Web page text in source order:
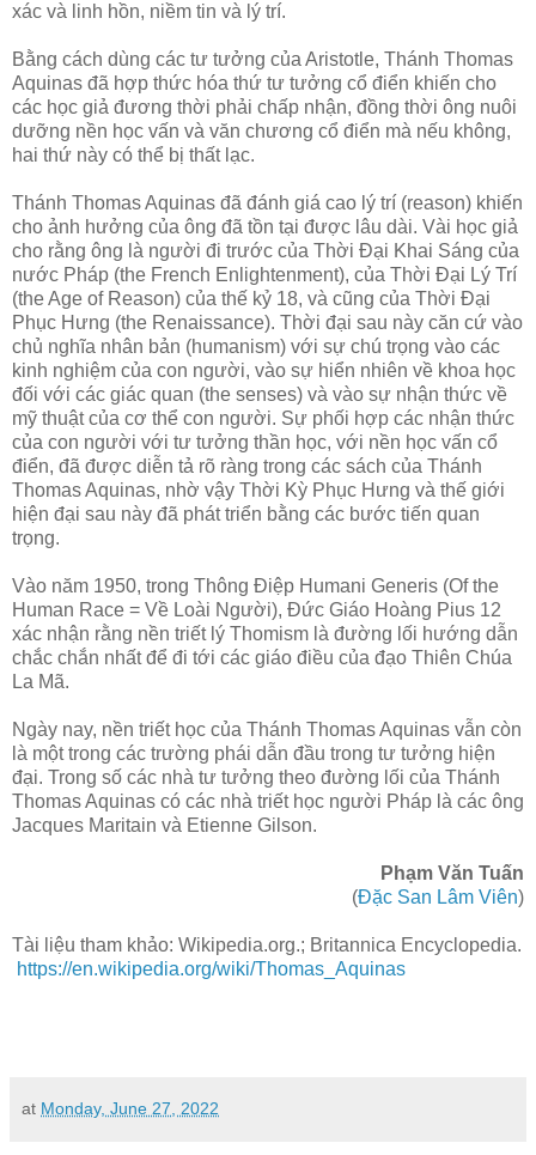
xác và linh hồn, niềm tin và lý trí.
Bằng cách dùng các tư tưởng của Aristotle, Thánh Thomas
Aquinas đã hợp thức hóa thứ tư tưởng cổ điển khiến cho
các học giả đương thời phải chấp nhận, đồng thời ông nuôi
dưỡng nền học vấn và văn chương cổ điển mà nếu không,
hai thứ này có thể bị thất lạc.
Thánh Thomas Aquinas đã đánh giá cao lý trí (reason) khiến
cho ảnh hưởng của ông đã tồn tại được lâu dài. Vài học giả
cho rằng ông là người đi trước của Thời Đại Khai Sáng của
nước Pháp (the French Enlightenment), của Thời Đại Lý Trí
(the Age of Reason) của thế kỷ 18, và cũng của Thời Đại
Phục Hưng (the Renaissance). Thời đại sau này căn cứ vào
chủ nghĩa nhân bản (humanism) với sự chú trọng vào các
kinh nghiệm của con người, vào sự hiển nhiên về khoa học
đối với các giác quan (the senses) và vào sự nhận thức về
mỹ thuật của cơ thể con người. Sự phối hợp các nhận thức
của con người với tư tưởng thần học, với nền học vấn cổ
điển, đã được diễn tả rõ ràng trong các sách của Thánh
Thomas Aquinas, nhờ vậy Thời Kỳ Phục Hưng và thế giới
hiện đại sau này đã phát triển bằng các bước tiến quan
trọng.
Vào năm 1950, trong Thông Điệp Humani Generis (Of the
Human Race = Về Loài Người), Đức Giáo Hoàng Pius 12
xác nhận rằng nền triết lý Thomism là đường lối hướng dẫn
chắc chắn nhất để đi tới các giáo điều của đạo Thiên Chúa
La Mã.
Ngày nay, nền triết học của Thánh Thomas Aquinas vẫn còn
là một trong các trường phái dẫn đầu trong tư tưởng hiện
đại. Trong số các nhà tư tưởng theo đường lối của Thánh
Thomas Aquinas có các nhà triết học người Pháp là các ông
Jacques Maritain và Etienne Gilson.
Phạm Văn Tuấn
(Đặc San Lâm Viên)
Tài liệu tham khảo: Wikipedia.org.; Britannica Encyclopedia.
https://en.wikipedia.org/wiki/Thomas_Aquinas
at Monday, June 27, 2022